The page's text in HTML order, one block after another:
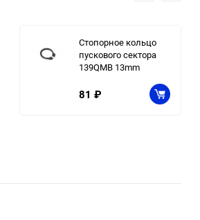
Стопорное кольцо
пускового сектора
139QMB 13mm
81 ₽